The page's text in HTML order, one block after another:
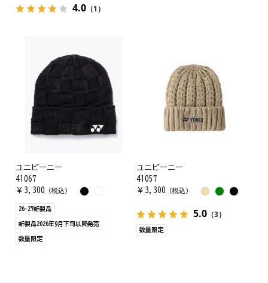
4.0 （1）
ユニビーニー
41067
￥ 3,300 （税込）
26-27新製品
新製品2026年9月下旬以降発売
数量限定
ユニビーニー
41057
￥ 3,300 （税込）
5.0（3）
数量限定